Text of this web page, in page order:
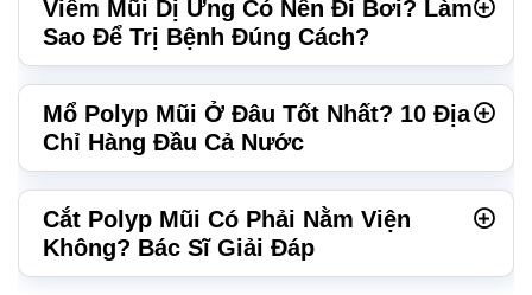
Viêm Mũi Dị Ứng Có Nên Đi Bơi? Làm
Sao Để Trị Bệnh Đúng Cách?
Mổ Polyp Mũi Ở Đâu Tốt Nhất? 10 Địa
Chỉ Hàng Đầu Cả Nước
Cắt Polyp Mũi Có Phải Nằm Viện
Không? Bác Sĩ Giải Đáp